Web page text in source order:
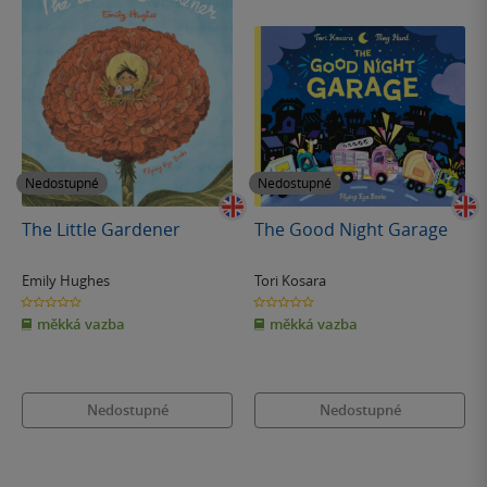
Nedostupné
The Little Gardener
Emily Hughes
0.0
z
5
hvězdiček
měkká vazba
Nedostupné
Nedostupné
The Good Night Garage
Tori Kosara
0.0
z
5
hvězdiček
měkká vazba
Nedostupné